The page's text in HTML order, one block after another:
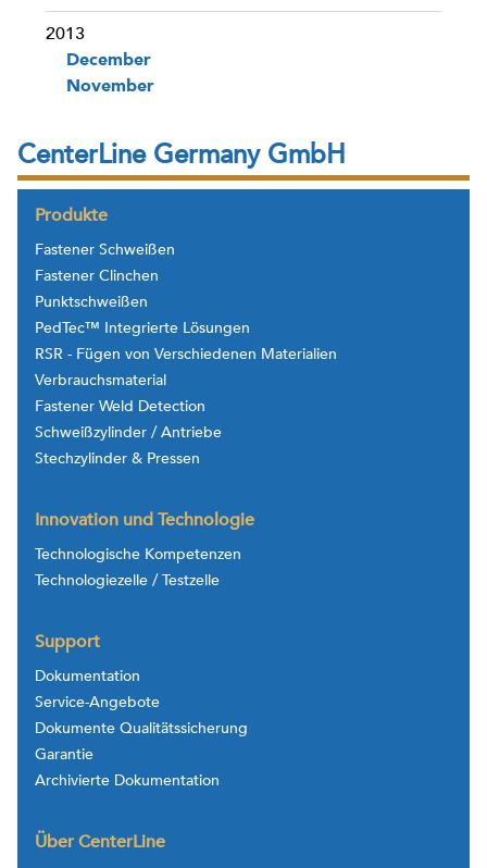
2013
December
November
CenterLine Germany GmbH
Produkte
Fastener Schweißen
Fastener Clinchen
Punktschweißen
PedTec™ Integrierte Lösungen
RSR - Fügen von Verschiedenen Materialien
Verbrauchsmaterial
Fastener Weld Detection
Schweißzylinder / Antriebe
Stechzylinder & Pressen
Innovation und Technologie
Technologische Kompetenzen
Technologiezelle / Testzelle
Support
Dokumentation
Service-Angebote
Dokumente Qualitätssicherung
Garantie
Archivierte Dokumentation
Über CenterLine